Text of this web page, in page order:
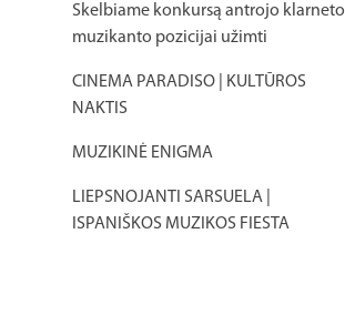
Skelbiame konkursą antrojo klarneto
muzikanto pozicijai užimti
CINEMA PARADISO | KULTŪROS
NAKTIS
MUZIKINĖ ENIGMA
LIEPSNOJANTI SARSUELA |
ISPANIŠKOS MUZIKOS FIESTA